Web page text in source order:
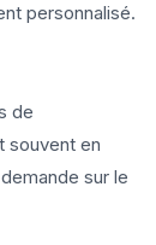
personnalisé.
de
souvent en
sur le